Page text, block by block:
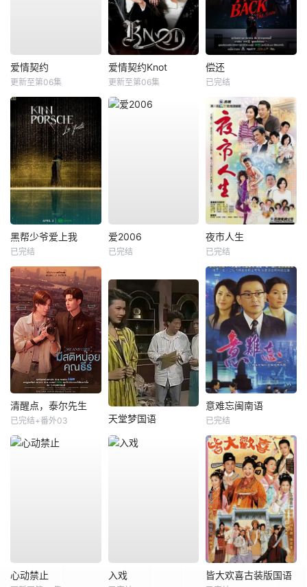
爱情契约
更新至第06集
爱情契约Knot
更新至第06集
偿还
已完结
黑帮少爷爱上我
已完结
爱2006
已完结
夜市人生
已完结
清醒点，泰尔先生
已完结+番外03 天堂梦国语
意难忘闽南语
已完结
心动禁止 入戏 皆大欢喜古装版国语